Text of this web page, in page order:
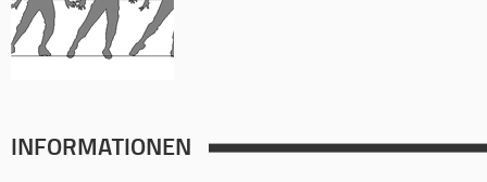
INFORMATIONEN